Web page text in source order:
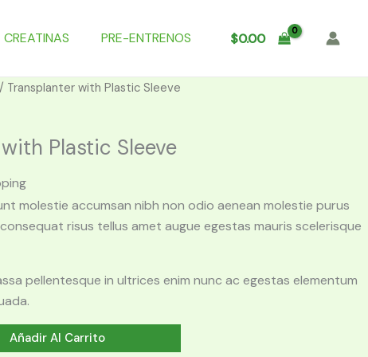
CREATINAS PRE-ENTRENOS $0.00
Transplanter with Plastic Sleeve
Plastic Sleeve
molestie accumsan nibh non odio aenean molestie purus
risus tellus amet augue egestas mauris scelerisque
pellentesque in ultrices enim nunc ac egestas elementum
Añadir Al Carrito